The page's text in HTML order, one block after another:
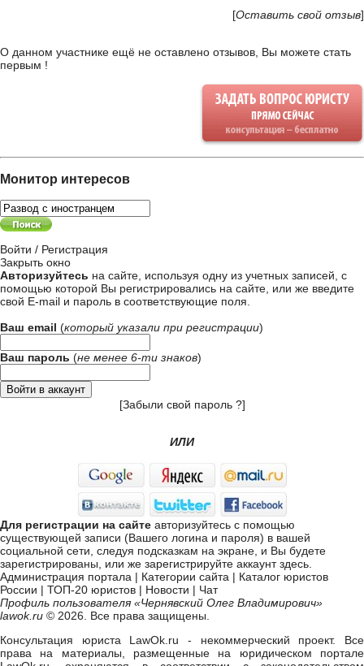
[Оставить свой отзыв]
О данном участнике ещё не оставлено отзывов, Вы можете стать
первым !
Монитор интересов
Войти / Регистрация
Закрыть окно
Авторизуйтесь на сайте, используя одну из учетных записей, с
помощью которой Вы регистрировались на сайте, или же введите
свой E-mail и пароль в соответствующие поля.
Ваш email (который указали при регистрации)
Ваш пароль (не менее 6-ти знаков)
[Забыли свой пароль ?]
ИЛИ
Для регистрации на сайте авторизуйтесь с помощью
существующей записи (Вашего логина и пароля) в вашей
социальной сети, следуя подсказкам на экране, и Вы будете
зарегистрированы, или же зарегистрируйте аккаунт здесь.
Администрация портала | Категории сайта | Каталог юристов
России | ТОП-20 юристов | Новости | Чат
Профиль пользователя «Чернявский Олег Владимирович»
lawok.ru © 2026. Все права защищены.
Консультация юриста LawOk.ru - некоммерческий проект. Все
права на материалы, размещенные на юридическом портале